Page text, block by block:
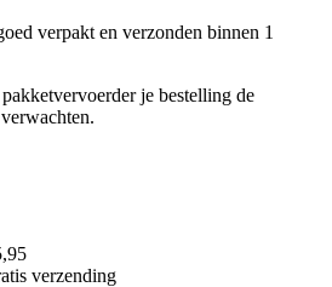
verpakt en verzonden binnen 1
je bestelling de
verzending